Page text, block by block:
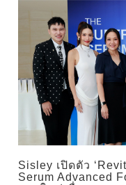
Sisley เปิดตัว
Serum Advanced